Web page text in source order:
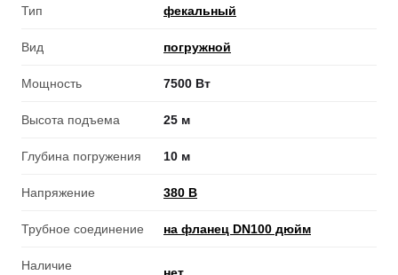
Тип фекальный
Вид погружной
Мощность 7500 Вт
Высота подъема 25 м
Глубина погружения 10 м
Напряжение 380 В
Трубное соединение на фланец DN100 дюйм
Наличие